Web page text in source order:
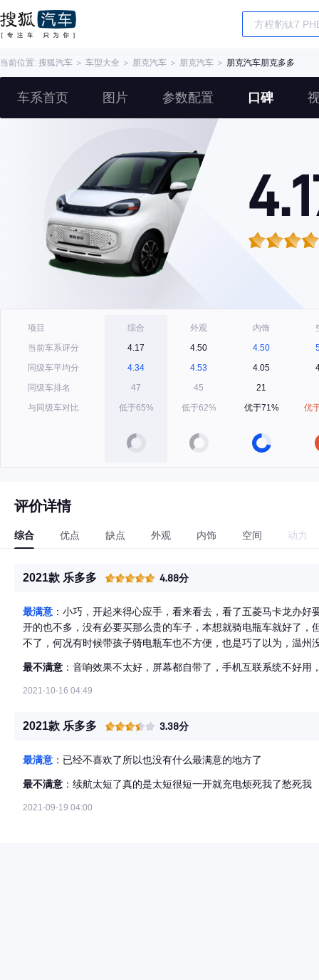
当前位置: 搜狐汽车 ＞ 车型大全 ＞ 朋克汽车 ＞ 朋克汽车 ＞ 朋克汽车朋克多多
车系首页 图片 参数配置 口碑
项目
当前车系评分
同级车平均分
同级车排名
与同级车对比
综合
4.17
4.34
47
低于65%
外观
4.50
4.53
45
低于62%
内饰
4.50
4.05
21
优于71%
优
评价详情
综合 优点 缺点 外观 内饰 空间 动力
2021款 乐多多 4.88分
最满意 ：小巧，开起来得心应手，看来看去，看了五菱马卡龙办
开的也不多，没有必要买那么贵的车子，本想就骑电瓶车就好了，
不了，何况有时候带孩子骑电瓶车也不方便，也是巧了以为，温州
一下电，最重要的是家里也可以充，因为家里充电比较方便，现在
老公的礼品
最不满意 ：音响效果不太好，屏幕都自带了，手机互联系统不好用
2021-10-16 04:49
2021款 乐多多 3.38分
最满意 ：已经不喜欢了所以也没有什么最满意的地方了
最不满意 ：续航太短了真的是太短很短一开就充电烦死我了愁死我
2021-09-19 04:00